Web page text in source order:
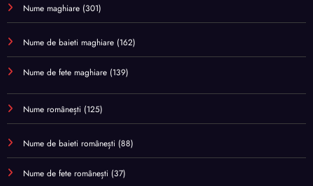
Nume maghiare (301)
Nume de baieti maghiare (162)
Nume de fete maghiare (139)
Nume românești (125)
Nume de baieti românești (88)
Nume de fete românești (37)